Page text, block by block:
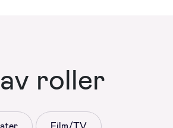
roller